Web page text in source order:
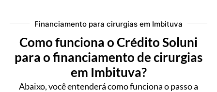
Financiamento para cirurgias em Imbituva
Como funciona o Crédito Soluni
para o financiamento de cirurgias
em Imbituva?
Abaixo, você entenderá como funciona o passo a